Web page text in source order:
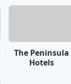
The Peninsula
Hotels